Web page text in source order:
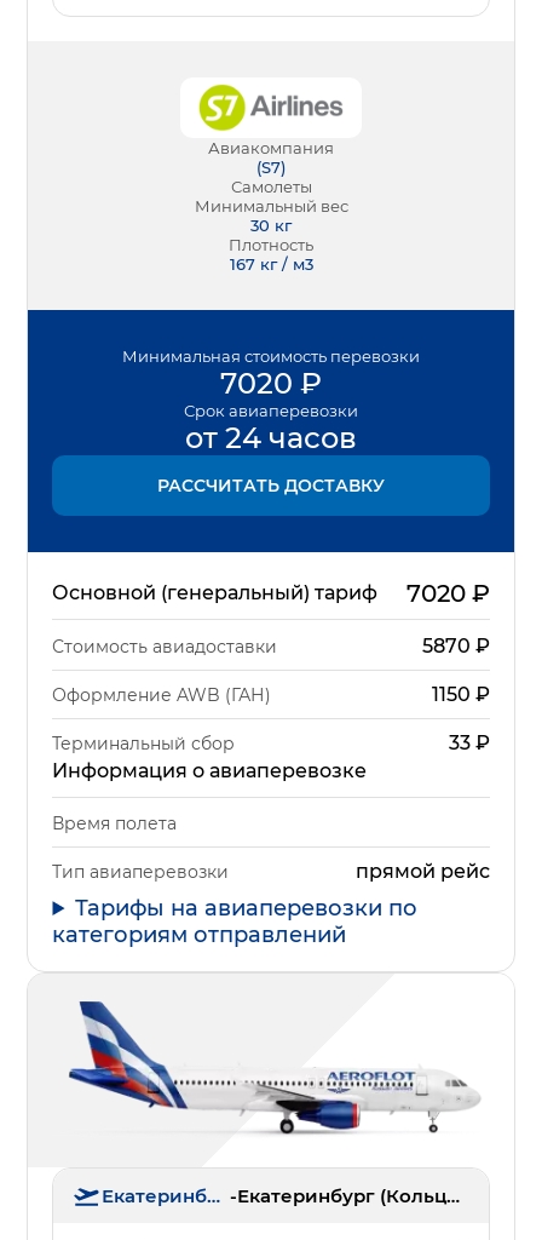
Авиакомпания
(S7)
Самолеты
Минимальный вес
30 кг
Плотность
167 кг / м3
Минимальная стоимость перевозки
7020 ₽
Срок авиаперевозки
от 24 часов
РАССЧИТАТЬ ДОСТАВКУ
Основной (генеральный) тариф 7020₽
Стоимость авиадоставки 5870 ₽
Оформление AWB (ГАН) 1150 ₽
Терминальный сбор 33₽
Информация о авиаперевозке
Время полета
Тип авиаперевозки прямой рейс
Тарифы на авиаперевозки по
категориям отправлений
Екатеринбург - Екатеринбург (Кольцово)